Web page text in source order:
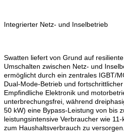
Integrierter Netz- und Inselbetrieb
Swatten liefert von Grund auf
Umschalten zwischen Netz- und
ermöglicht durch ein zentrales IGBT/
Dual-Mode-Betrieb und fortschrittlicher
Empfindliche Elektronik und
unterbrechungsfrei, während
50 kW) eine Bypass-Leistung von bis
leistungsintensive Verbraucher wie
zum Haushaltsverbrauch zu versorgen.